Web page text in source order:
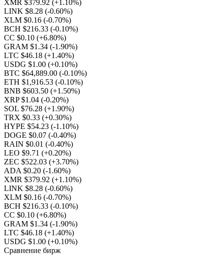
XMR $379.92 (+1.10%)
LINK $8.28 (-0.60%)
XLM $0.16 (-0.70%)
BCH $216.33 (-0.10%)
CC $0.10 (+6.80%)
GRAM $1.34 (-1.90%)
LTC $46.18 (+1.40%)
USDG $1.00 (+0.10%)
BTC $64,889.00 (-0.10%)
ETH $1,916.53 (-0.10%)
BNB $603.50 (+1.50%)
XRP $1.04 (-0.20%)
SOL $76.28 (+1.90%)
TRX $0.33 (+0.30%)
HYPE $54.23 (-1.10%)
DOGE $0.07 (-0.40%)
RAIN $0.01 (-0.40%)
LEO $9.71 (+0.20%)
ZEC $522.03 (+3.70%)
ADA $0.20 (-1.60%)
XMR $379.92 (+1.10%)
LINK $8.28 (-0.60%)
XLM $0.16 (-0.70%)
BCH $216.33 (-0.10%)
CC $0.10 (+6.80%)
GRAM $1.34 (-1.90%)
LTC $46.18 (+1.40%)
USDG $1.00 (+0.10%)
Сравнение бирж